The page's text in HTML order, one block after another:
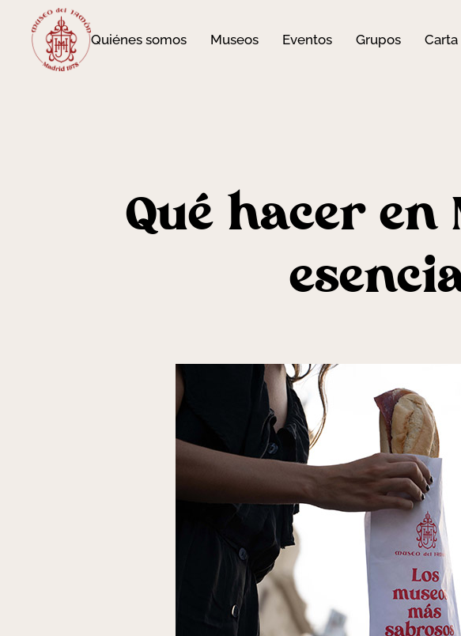
Quiénes somos Museos Eventos Grupos Carta
Qué hacer